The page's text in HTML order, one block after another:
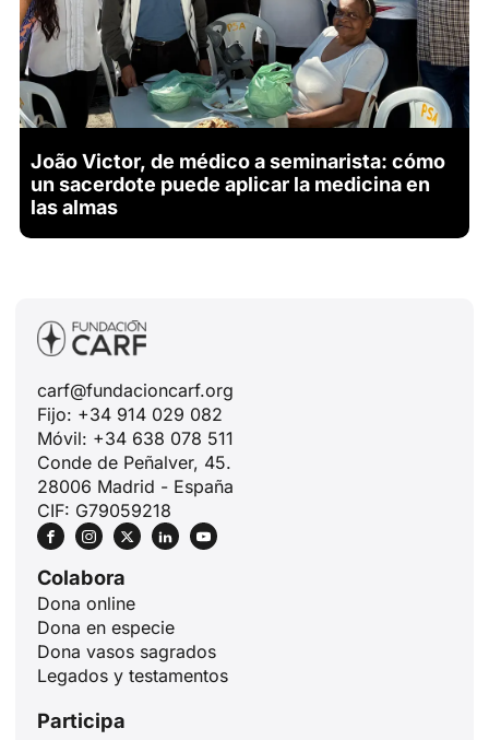
João Victor, de médico a seminarista: cómo
un sacerdote puede aplicar la medicina en
las almas
carf@fundacioncarf.org
Fijo: +34 914 029 082
Móvil: +34 638 078 511
Conde de Peñalver, 45.
28006 Madrid - España
CIF: G79059218
Colabora
Dona online
Dona en especie
Dona vasos sagrados
Legados y testamentos
Participa